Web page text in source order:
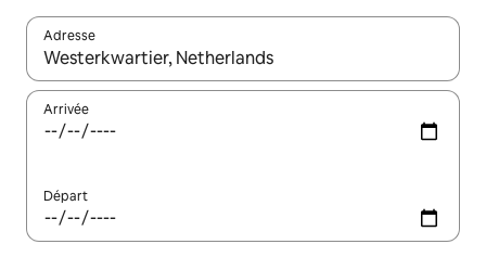
Adresse
Lorsque les résultats s'affichent, utilisez les flèches vers le
Arrivée
Départ